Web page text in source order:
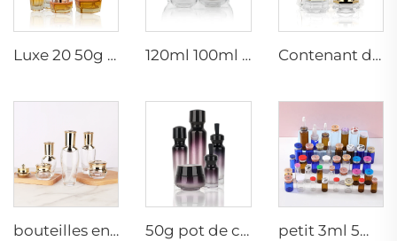
Luxe 20 50g 20 40 90 110 ml bouteille cosmétique en verre vide pulvérisateur hexagonal pour lotion et crème de soin avec pompe 120ml 100ml 40ml ovale transparent personnalisé vide luxe cosmétique pot de crème pour le visage ensembles de bouteilles de soins de la peau emballage Contenant de soin de luxe 120ml 100ml 40ml 50g 20g bouteille tonique vide givrée bouteille en verre clair avec pompe
bouteilles en verre cosmétiques 5g 30g 50g 40ml 100ml 120ml pot en verre avec couvercle fournisseurs de bouteilles en verre pour crème cosmétique et pots 50g pot de crème mat 15ml 30ml bouteille d'huile violette en verre avec compte-gouttes 100ml 50ml bouteille pulvérisatrice en verre givré petit 3ml 5ml 10ml flacon en verre à sérum vide bouteilles à usage médical avec bouchon en caoutchouc